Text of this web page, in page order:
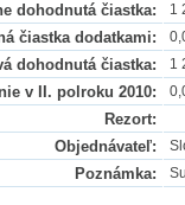
dohodnutá čiastka: 1
čiastka dodatkami:
dohodnutá čiastka: 1
v II. polroku 2010:
Rezort:
Objednávateľ:
Poznámka: